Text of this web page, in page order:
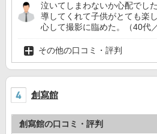
泣いてしまわないか心配でし
導してくれて子供がとても楽
心して撮影に臨めた。（40代
その他の口コミ・評判
創寫館
創寫館の口コミ・評判